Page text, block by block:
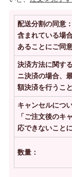
配送分割の同意
含まれている場
あることにご同
決済方法に関す
ニ決済の場合、
額決済を行うこ
キャンセルにつ
「ご注文後のキ
応できないこと
数量：